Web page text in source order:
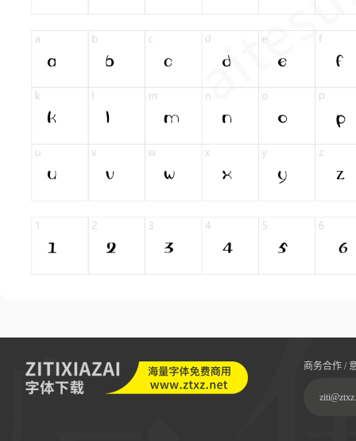
商务合作 /